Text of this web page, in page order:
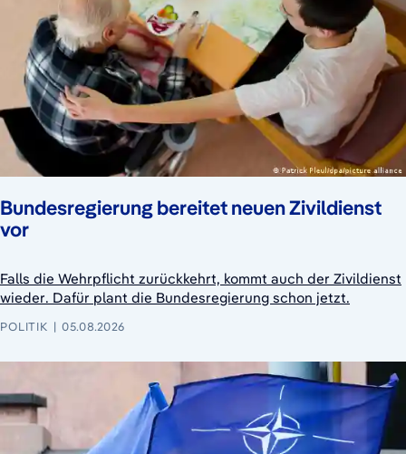
Bundesregierung bereitet neuen Zivildienst
vor
Falls die Wehrpflicht zurückkehrt, kommt auch der Zivildienst
wieder. Dafür plant die Bundesregierung schon jetzt.
POLITIK 05.08.2026